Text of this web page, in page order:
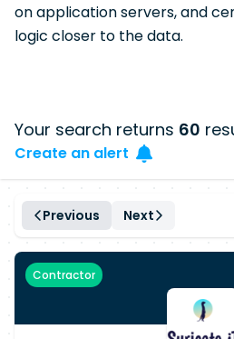
on application servers, and
logic closer to the data.
Your search returns 60
Create an alert
Previous Next
Contractor